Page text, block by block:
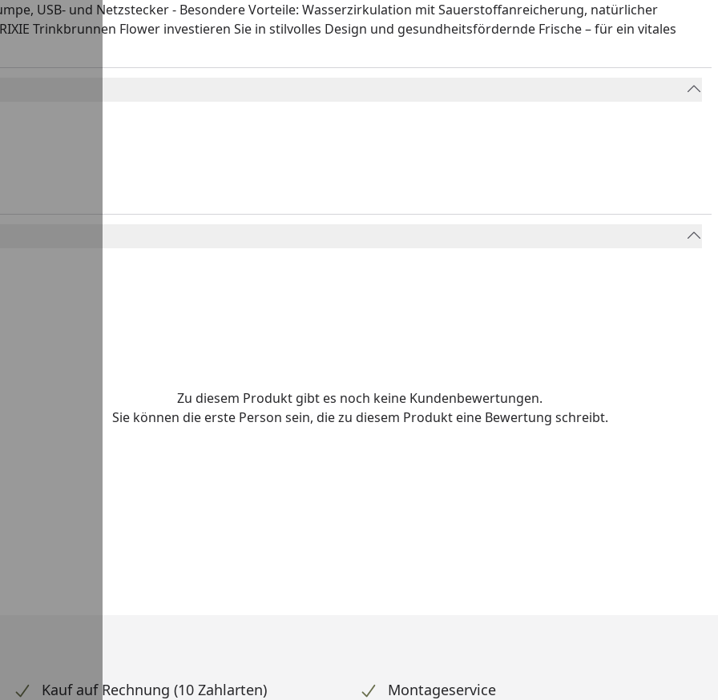
USB- und Netzstecker - Besondere Vorteile: Wasserzirkulation mit Sauerstoffanreicherung, natürlicher
Trinkbrunnen Flower investieren Sie in stilvolles Design und gesundheitsfördernde Frische – für ein vitales
Zu diesem Produkt gibt es noch keine Kundenbewertungen.
Sie können die erste Person sein, die zu diesem Produkt eine Bewertung schreibt.
Kauf auf Rechnung (10 Zahlarten) Montageservice